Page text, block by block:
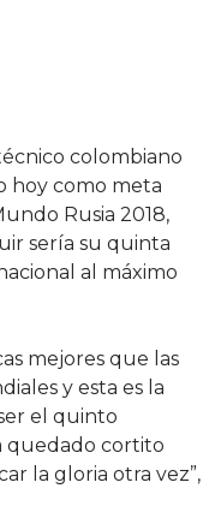
colombiano
hoy como meta
Rusia 2018,
sería su quinta
al máximo
mejores que las
y esta es la
el quinto
quedado cortito
la gloria otra vez”,